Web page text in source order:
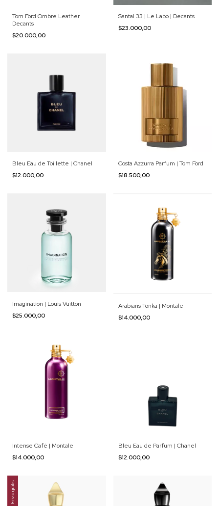
Tom Ford Ombre Leather
Decants
$20.000,00
Santal 33 | Le Labo | Decants
$23.000,00
Bleu Eau de Toillette | Chanel
$12.000,00
Costa Azzurra Parfum | Tom Ford
$18.500,00
Imagination | Louis Vuitton
$25.000,00
Arabians Tonka | Montale
$14.000,00
Intense Café | Montale
$14.000,00
Bleu Eau de Parfum | Chanel
$12.000,00
Envío gratis